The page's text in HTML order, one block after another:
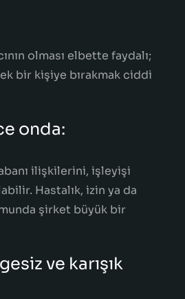
olması elbette faydalı;
bir kişiye bırakmak ciddi
onda:
ilişkilerini, işleyişi
Hastalık, izin ya da
şirket büyük bir
ve karışık